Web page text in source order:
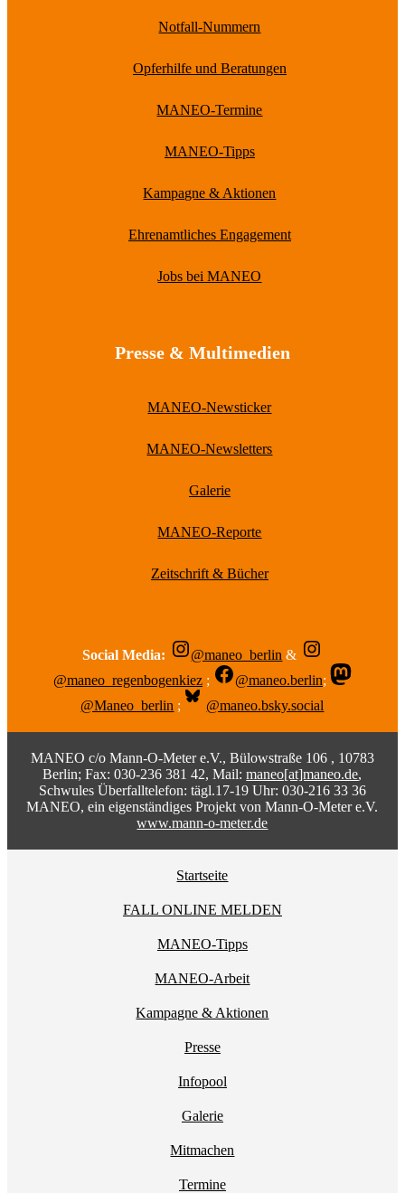
Notfall-Nummern
Opferhilfe und Beratungen
MANEO-Termine
MANEO-Tipps
Kampagne & Aktionen
Ehrenamtliches Engagement
Jobs bei MANEO
Presse & Multimedien
MANEO-Newsticker
MANEO-Newsletters
Galerie
MANEO-Reporte
Zeitschrift & Bücher
Social Media: @maneo_berlin &
@maneo_regenbogenkiez ; @maneo.berlin;
@Maneo_berlin ; @maneo.bsky.social
MANEO c/o Mann-O-Meter e.V., Bülowstraße 106 , 10783
Berlin; Fax: 030-236 381 42, Mail:maneo[at]maneo.de,
Schwules Überfalltelefon: tägl.17-19 Uhr: 030-216 33 36
MANEO, ein eigenständiges Projekt von Mann-O-Meter e.V.
www.mann-o-meter.de
Startseite
FALL ONLINE MELDEN
MANEO-Tipps
MANEO-Arbeit
Kampagne & Aktionen
Presse
Infopool
Galerie
Mitmachen
Termine